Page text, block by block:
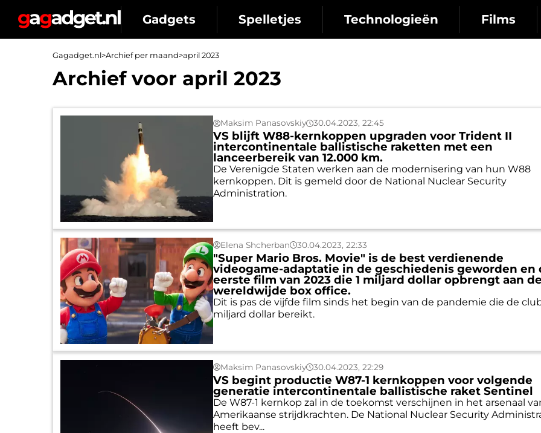
Gadgets Spelletjes Technologieën Films
Gagadget.nl>Archief per maand>april 2023
Archief voor april 2023
Maksim Panasovskiy 30.04.2023, 22:45
VS blijft W88-kernkoppen upgraden voor Trident II
intercontinentale ballistische raketten met een
lanceerbereik van 12.000 km.
De Verenigde Staten werken aan de modernisering van hun W88
kernkoppen. Dit is gemeld door de National Nuclear Security
Administration.
Elena Shcherban 30.04.2023, 22:33
"Super Mario Bros. Movie" is de best verdienende
videogame-adaptatie in de geschiedenis geworden en
eerste film van 2023 die 1 miljard dollar opbrengt aan de
wereldwijde box office.
Dit is pas de vijfde film sinds het begin van de pandemie die de club
miljard dollar bereikt.
Maksim Panasovskiy 30.04.2023, 22:29
VS begint productie W87-1 kernkoppen voor volgende
generatie intercontinentale ballistische raket Sentinel
De W87-1 kernkop zal in de toekomst verschijnen in het arsenaal
Amerikaanse strijdkrachten. De National Nuclear Security
heeft bev...